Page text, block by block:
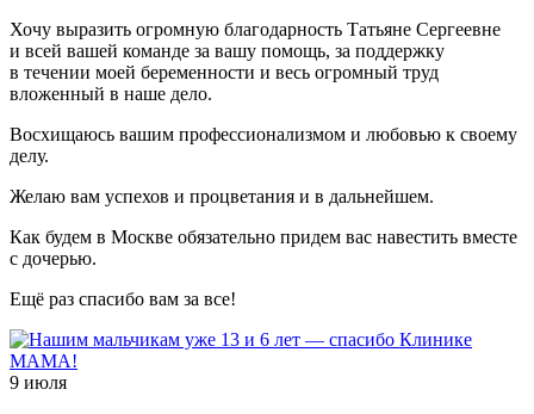
Хочу выразить огромную благодарность Татьяне Сергеевне
и всей вашей команде за вашу помощь, за поддержку
в течении моей беременности и весь огромный труд
вложенный в наше дело.
Восхищаюсь вашим профессионализмом и любовью к своему
делу.
Желаю вам успехов и процветания и в дальнейшем.
Как будем в Москве обязательно придем вас навестить вместе
с дочерью.
Ещё раз спасибо вам за все!
9 июля